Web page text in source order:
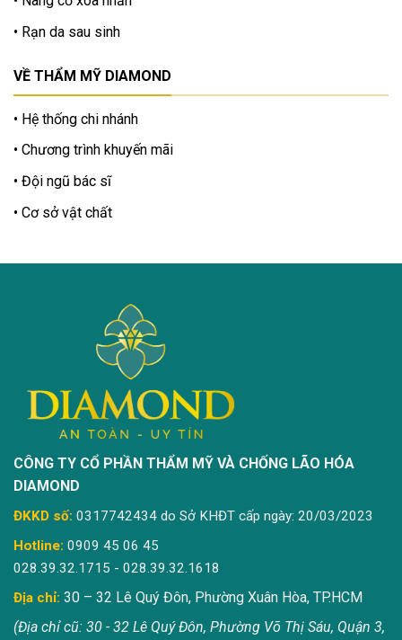
Rạn da sau sinh
VỀ THẨM MỸ DIAMOND
Hệ thống chi nhánh
Chương trình khuyến mãi
Đội ngũ bác sĩ
Cơ sở vật chất
CÔNG TY CỔ PHẦN THẨM MỸ VÀ CHỐNG LÃO HÓA
DIAMOND
ĐKKD số: 0317742434 do Sở KHĐT cấp ngày: 20/03/2023
Hotline: 0909 45 06 45
028.39.32.1715 - 028.39.32.1618
Địa chỉ: 30 – 32 Lê Quý Đôn, Phường Xuân Hòa, TP.HCM
(Địa chỉ cũ: 30 - 32 Lê Quý Đôn, Phường Võ Thị Sáu, Quận 3,